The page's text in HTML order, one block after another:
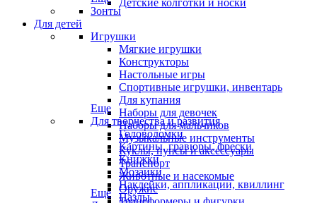
Детские колготки и носки
Зонты
Для детей
Игрушки
Мягкие игрушки
Конструкторы
Настольные игры
Спортивные игрушки, инвентарь
Для купания
Наборы для девочек
Наборы для мальчиков
Музыкальные инструменты
Куклы, пупсы и аксессуары
Транспорт
Животные и насекомые
Оружие
Еще
Для творчества и развития
Головоломки
Картины, гравюры, фрески
Книжки
Мозаики
Наклейки, аппликации, квиллинг
Пазлы
Еще